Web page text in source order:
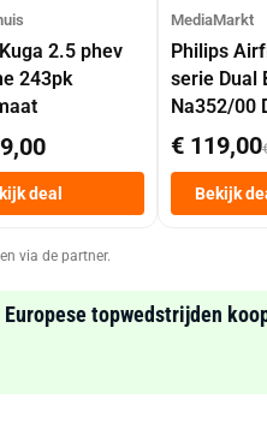
2.5 phev
243pk
deal
MediaMarkt
Philips
serie Dual
Na352/00
Mand 9 L
Personen
Zwart
€ 119,00
Bekijk
via de partner.
topwedstrijden